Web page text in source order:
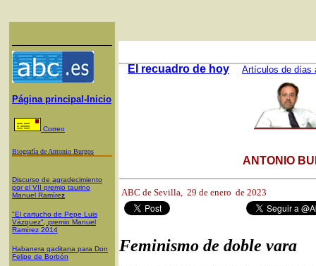
Página principal-Inicio
Correo
Biografía de Antonio Burgos
Discurso de agradecimiento
por el VII premio taurino
Manuel Ramírez
"El cartucho de Pepe Luis
Vázquez", premio Manuel
Ramírez 2014
Habanera gaditana para Don
Felipe de Borbón
El recuadro de hoy Artículos de días
ANTONIO
ABC de Sevilla, 29 de enero de 2023
Feminismo de doble vara